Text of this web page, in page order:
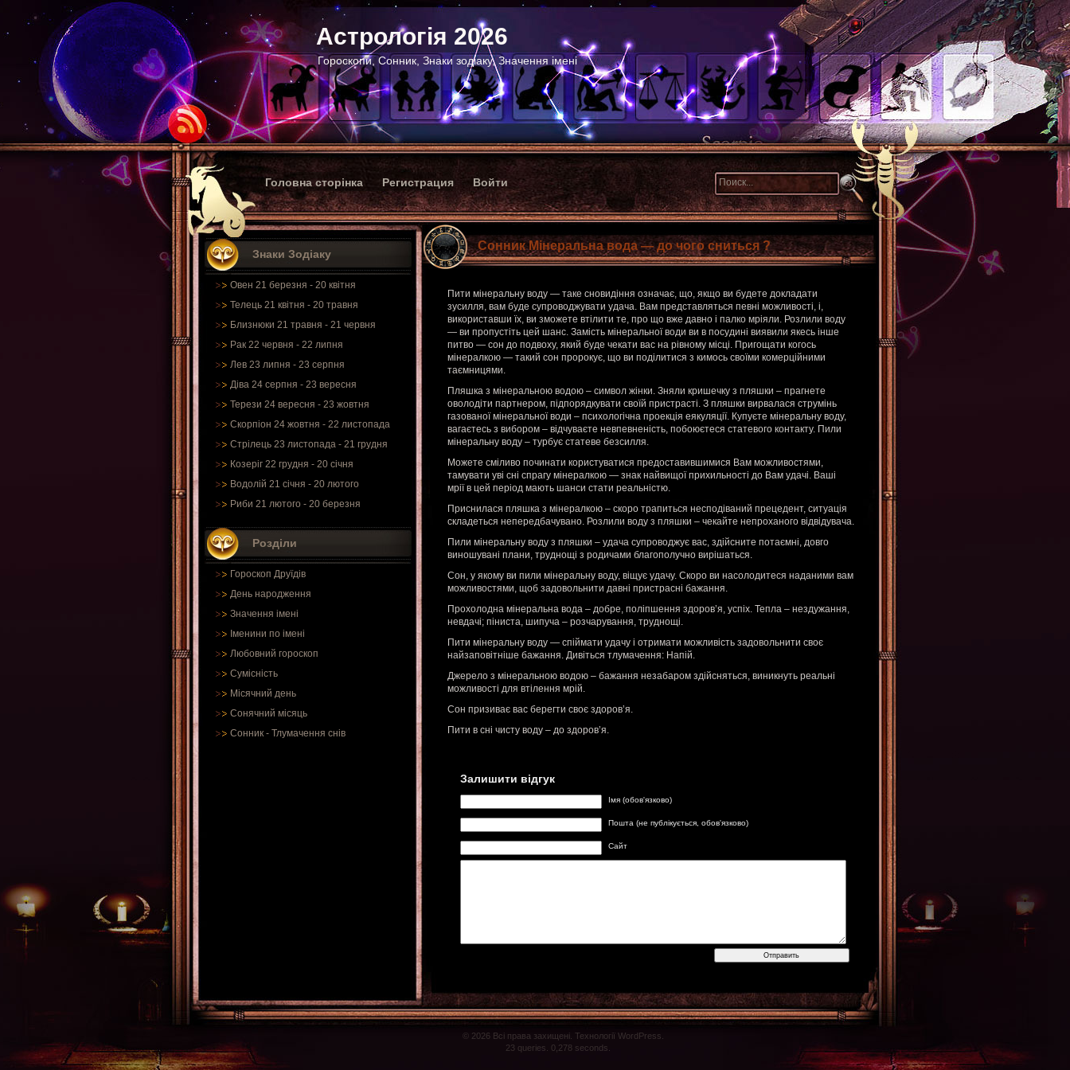
Астрологія 2026
Гороскопи, Сонник, Знаки зодіаку, Значення імені
Головна сторінка Регистрация Войти
Знаки Зодіаку
Овен 21 березня - 20 квітня
Телець 21 квітня - 20 травня
Близнюки 21 травня - 21 червня
Рак 22 червня - 22 липня
Лев 23 липня - 23 серпня
Діва 24 серпня - 23 вересня
Терези 24 вересня - 23 жовтня
Скорпіон 24 жовтня - 22 листопада
Стрілець 23 листопада - 21 грудня
Козеріг 22 грудня - 20 січня
Водолій 21 січня - 20 лютого
Риби 21 лютого - 20 березня
Розділи
Гороскоп Друїдів
День народження
Значення імені
Іменини по імені
Любовний гороскоп
Сумісність
Місячний день
Сонячний місяць
Сонник - Тлумачення снів
Сонник Мінеральна вода — до чого сниться ?
Пити мінеральну воду — таке сновидіння означає, що, якщо ви будете докладати
зусилля, вам буде супроводжувати удача. Вам представляться певні можливості, і,
використавши їх, ви зможете втілити те, про що вже давно і палко мріяли. Розлили воду
— ви пропустіть цей шанс. Замість мінеральної води ви в посудині виявили якесь інше
питво — сон до подвоху, який буде чекати вас на рівному місці. Пригощати когось
мінералкою — такий сон пророкує, що ви поділитися з кимось своїми комерційними
таємницями.
Пляшка з мінеральною водою – символ жінки. Зняли кришечку з пляшки – прагнете
оволодіти партнером, підпорядкувати своїй пристрасті. З пляшки вирвалася струмінь
газованої мінеральної води – психологічна проекція еякуляції. Купуєте мінеральну воду,
вагаєтесь з вибором – відчуваєте невпевненість, побоюєтеся статевого контакту. Пили
мінеральну воду – турбує статеве безсилля.
Можете сміливо починати користуватися предоставившимися Вам можливостями,
тамувати уві сні спрагу мінералкою — знак найвищої прихильності до Вам удачі. Ваші
мрії в цей період мають шанси стати реальністю.
Приснилася пляшка з мінералкою – скоро трапиться несподіваний прецедент, ситуація
складеться непередбачувано. Розлили воду з пляшки – чекайте непроханого відвідувача.
Пили мінеральну воду з пляшки – удача супроводжує вас, здійсните потаємні, довго
виношувані плани, труднощі з родичами благополучно вирішаться.
Сон, у якому ви пили мінеральну воду, віщує удачу. Скоро ви насолодитеся наданими вам
можливостями, щоб задовольнити давні пристрасні бажання.
Прохолодна мінеральна вода – добре, поліпшення здоров’я, успіх. Тепла – нездужання,
невдачі; піниста, шипуча – розчарування, труднощі.
Пити мінеральну воду — спіймати удачу і отримати можливість задовольнити своє
найзаповітніше бажання. Дивіться тлумачення: Напій.
Джерело з мінеральною водою – бажання незабаром здійсняться, виникнуть реальні
можливості для втілення мрій.
Сон призиває вас берегти своє здоров’я.
Пити в сні чисту воду – до здоров’я.
Залишити відгук
Імя (обов'язково)
Пошта (не публікується, обов'язково)
Сайт
© 2026 Всі права захищені. Технології WordPress.
23 queries. 0,278 seconds.